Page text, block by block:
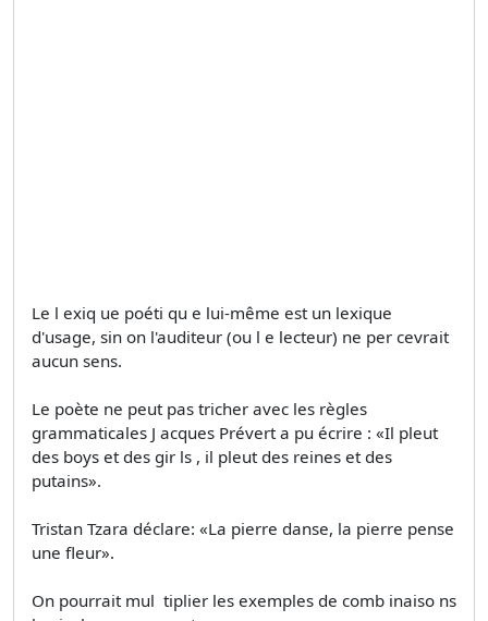
Le l exiq ue poéti qu e lui-même est un lexique
d'usage, sin on l'auditeur (ou l e lecteur) ne per­ cevrait
aucun sens.
Le poète ne peut pas tricher avec les règles
grammaticales J acques Prévert a pu écrire : «Il pleut
des boys et des gir ls , il pleut des reines et des
putains».
Tristan Tzara déclare: «La pierre danse, la pierre pense
une fleur».
On pourrait mul ­ tiplier les exemples de comb inaiso ns